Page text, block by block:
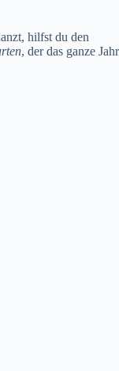
hilfst du den
, der das ganze Jahr